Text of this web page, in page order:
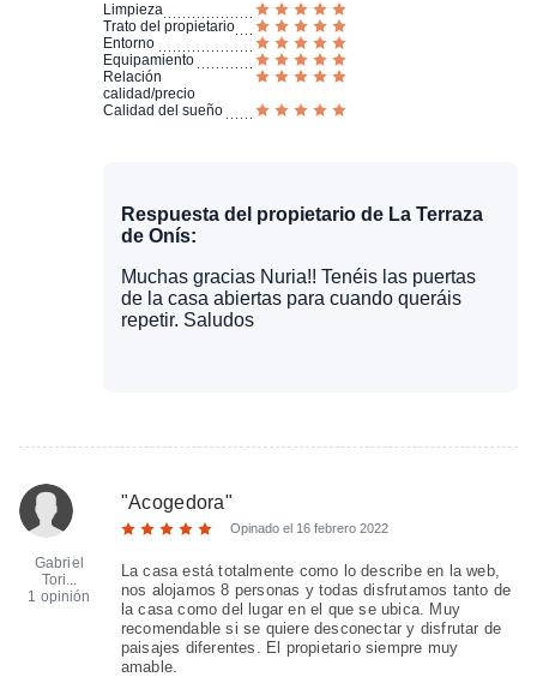
Limpieza
Trato del propietario
Entorno
Equipamiento
Relación
calidad/precio
Calidad del sueño
Respuesta del propietario de La Terraza
de Onís:
Muchas gracias Nuria!! Tenéis las puertas
de la casa abiertas para cuando queráis
repetir. Saludos
Gabriel
Tori...
1 opinión
"Acogedora"
Opinado el 16 febrero 2022
La casa está totalmente como lo describe en la web,
nos alojamos 8 personas y todas disfrutamos tanto de
la casa como del lugar en el que se ubica. Muy
recomendable si se quiere desconectar y disfrutar de
paisajes diferentes. El propietario siempre muy
amable.